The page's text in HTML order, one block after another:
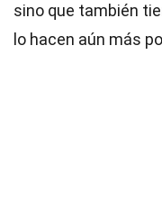
sino que también
lo hacen aún más